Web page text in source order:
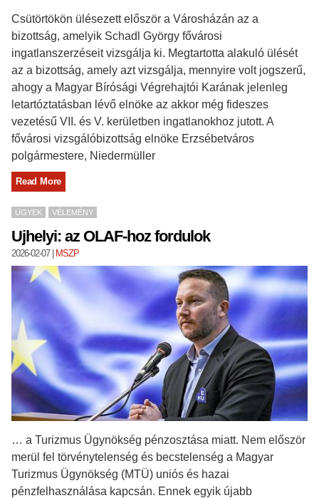
Csütörtökön ülésezett először a Városházán az a
bizottság, amelyik Schadl György fővárosi
ingatlanszerzéseit vizsgálja ki. Megtartotta alakuló ülését
az a bizottság, amely azt vizsgálja, mennyire volt jogszerű,
ahogy a Magyar Bírósági Végrehajtói Karának jelenleg
letartóztatásban lévő elnöke az akkor még fideszes
vezetésű VII. és V. kerületben ingatlanokhoz jutott. A
fővárosi vizsgálóbizottság elnöke Erzsébetváros
polgármestere, Niedermüller
Read More
ÜGYEK VÉLEMÉNY
Ujhelyi: az OLAF-hoz fordulok
2026-02-07| MSZP
… a Turizmus Ügynökség pénzosztása miatt. Nem először
merül fel törvénytelenség és becstelenség a Magyar
Turizmus Ügynökség (MTÜ) uniós és hazai
pénzfelhasználása kapcsán. Ennek egyik újabb